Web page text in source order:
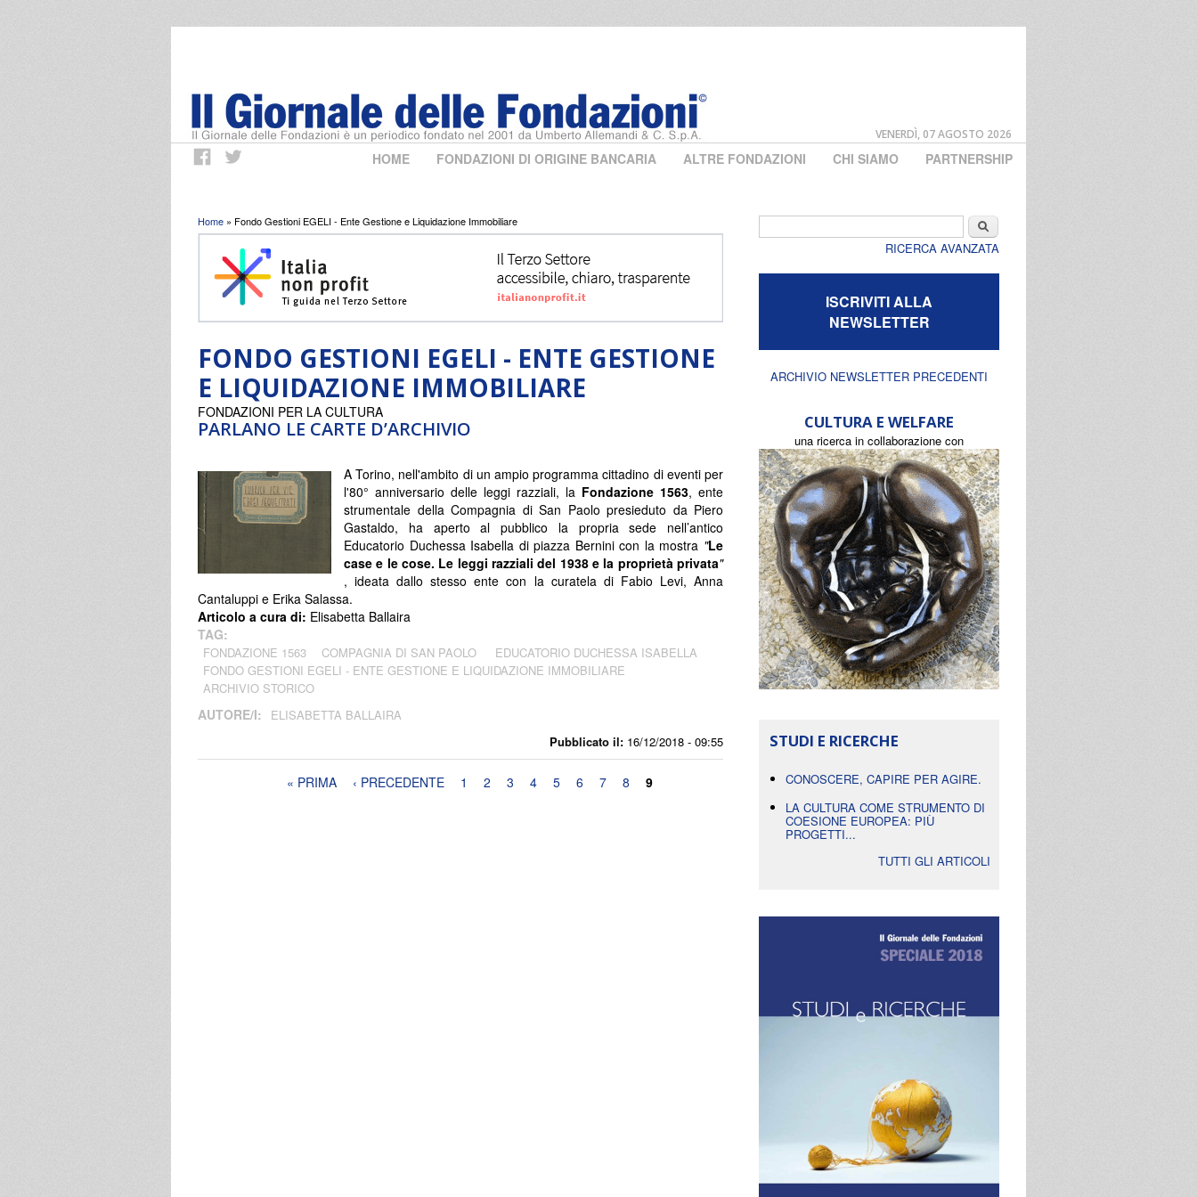
VENERDÌ, 07 AGOSTO 2026
HOME FONDAZIONI DI ORIGINE BANCARIA ALTRE FONDAZIONI CHI SIAMO PARTNERSHIP
Tu sei qui
Home » Fondo Gestioni EGELI - Ente Gestione e Liquidazione Immobiliare
FONDO GESTIONI EGELI - ENTE GESTIONE
E LIQUIDAZIONE IMMOBILIARE
PARLANO LE CARTE D’ARCHIVIO
Pubblicato il: 16/12/2018 - 09:55
FONDAZIONI PER LA CULTURA
A Torino, nell'ambito di un ampio programma cittadino di eventi per
l'80° anniversario delle leggi razziali, la Fondazione 1563, ente
strumentale della Compagnia di San Paolo presieduto da Piero
Gastaldo, ha aperto al pubblico la propria sede nell’antico
Educatorio Duchessa Isabella di piazza Bernini con la mostra "Le
case e le cose. Le leggi razziali del 1938 e la proprietà privata"
, ideata dallo stesso ente con la curatela di Fabio Levi, Anna
Cantaluppi e Erika Salassa.
Articolo a cura di: Elisabetta Ballaira
TAG:
FONDAZIONE 1563 COMPAGNIA DI SAN PAOLO
EDUCATORIO DUCHESSA ISABELLA
FONDO GESTIONI EGELI - ENTE GESTIONE E LIQUIDAZIONE IMMOBILIARE
ARCHIVIO STORICO
AUTORE/I: ELISABETTA BALLAIRA
« PRIMA ‹ PRECEDENTE 1 2 3 4 5 6 7 8 9
Cerca
RICERCA AVANZATA
ISCRIVITI ALLA
NEWSLETTER
ARCHIVIO NEWSLETTER PRECEDENTI
CULTURA E WELFARE
una ricerca in collaborazione con
STUDI E RICERCHE
CONOSCERE, CAPIRE PER AGIRE.
LA CULTURA COME STRUMENTO DI
COESIONE EUROPEA: PIÙ
PROGETTI...
TUTTI GLI ARTICOLI